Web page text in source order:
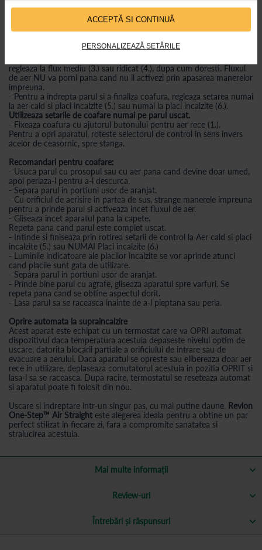
ACCEPTĂ SI CONTINUĂ
PERSONALIZEAZĂ SETĂRILE
- Conecteaza aparatul la priza electrica.
- Pentru a debloca si a porni aparatul, roteste selectorul de control
in sensul acelor de ceasornic, spre dreapta.
regleaza la flux mediu (3.) sau ridicat (4.), dupa cum doresti. Fluxul
de aer NU va porni pana cand nu il activezi prin apasarea manerelor
impreuna.
- Pentru a indrepta parul si a finaliza coafura, regleaza setarea numai
la aer cald si placi incalzite (5.) sau numai la placi incalzite (6.).
Utilizeaza setarile de coafare numai pe parul uscat.
- Fixeaza coafura cu ajutorul butonului pentru aer rece (1.).
Pentru a opri aparatul, roteste selectorul de control in sens invers
acelor de ceasornic, spre stanga.
Recomandari pentru coafare:
- Usuca parul cu prosopul sau cu aer pana cand devine doar umed,
apoi periaza-l pentru a-l descurca.
- Separa parul in portiuni usor de aranjat.
- Cu orificiul de aerisire in partea de sus, strange manerele impreuna
pentru a prinde parul si activeaza incet fluxul de aer.
- Gliseaza incet aparatul pana la capete.
Repeta pana cand parul este complet uscat.
- Intinde si finiseaza prin rotirea setarii de control la Aer cald si placi
incalzite (5.) sau NUMAI Placi incalzite (6.)
- Luminile indicatoare ale placilor incalzite se vor aprinde atunci
cand placile sunt gata de utilizare.
- Separa parul in portiuni usor de aranjat.
- Prinde bine parul cu agrafe, gliseaza aparatul spre varfuri. Se
repeta pana cand se obtine aspectul dorit.
- Lasa parul sa se raceasca inainte de a-l pieptana sau peria.
Oprire automata la supraincalzire
Acest aparat este echipat cu un termostat care va OPRI automat
dispozitivul daca temperatura acestuia depaseste nivelul optim de
uscare, datorita blocarii partiale a orificiului de intrare sau de
evacuare a aerului. Daca aparatul se opreste sau elibereaza doar aer
rece in utilizare, deplaseaza comutatorul acestuia in pozitia OPRIT si
lasa-l sa se raceasca. Dupa racire, termostatul se reseteaza automat
si aparatul poate fi folosit din nou.
Uscare si indreptare intr-un singur pas, cu mai putine daune. Revlon
One-Step™ Air Straight este alegerea ideala pentru a obtine un par
perfect stilizat in fiecare zi, fara a compromite sanatatea si
stralucirea acestuia.
Mai multe informații
Review-uri
Întrebări și răspunsuri